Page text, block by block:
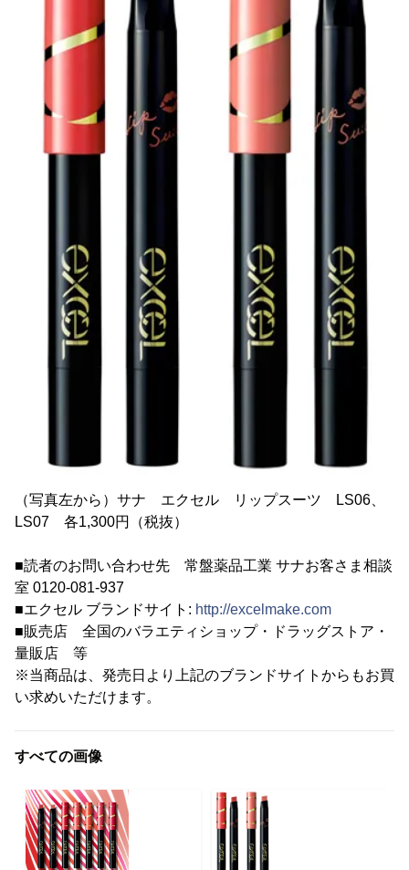
（写真左から）サナ エクセル リップスーツ LS06、
LS07 各1,300円（税抜）
■読者のお問い合わせ先 常盤薬品工業 サナお客さま相談
室 0120-081-937
■エクセル ブランドサイト: http://excelmake.com
■販売店 全国のバラエティショップ・ドラッグストア・
量販店 等
※当商品は、発売日より上記のブランドサイトからもお買
い求めいただけます。
すべての画像